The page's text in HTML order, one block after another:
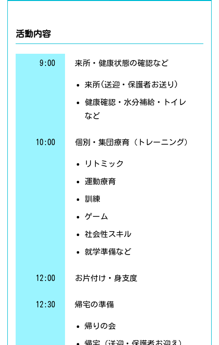
活動内容
9:00 来所・健康状態の確認など
来所(送迎・保護者お送り)
健康確認・水分補給・トイレ
など
10:00 個別・集団療育（トレーニング）
リトミック
運動療育
訓練
ゲーム
社会性スキル
就学準備など
12:00 お片付け・身支度
12:30 帰宅の準備
帰りの会